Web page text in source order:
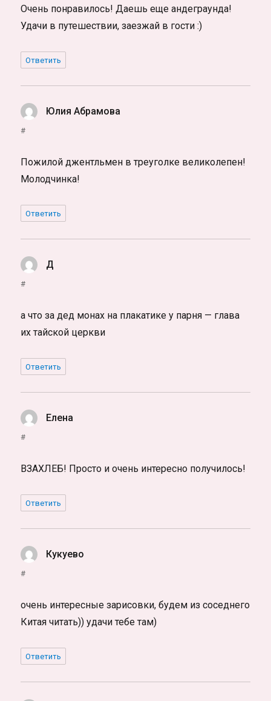
Очень понравилось! Даешь еще андеграунда!
Удачи в путешествии, заезжай в гости :)
Ответить
Юлия Абрамова
#
Пожилой джентльмен в треуголке великолепен!
Молодчинка!
Ответить
Д
#
а что за дед монах на плакатике у парня — глава
их тайской церкви
Ответить
Елена
#
ВЗАХЛЕБ! Просто и очень интересно получилось!
Ответить
Кукуево
#
очень интересные зарисовки, будем из соседнего
Китая читать)) удачи тебе там)
Ответить